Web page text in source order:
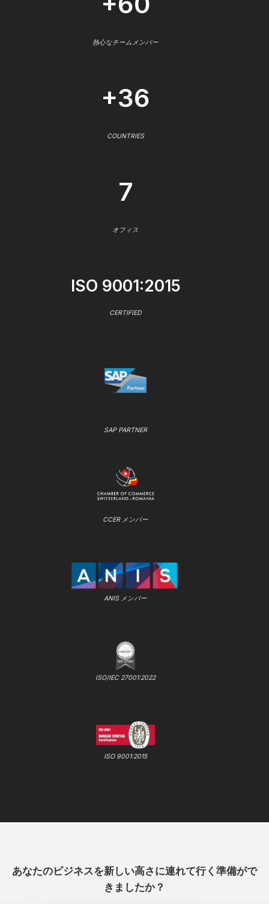
熱心なチームメンバー
+36
COUNTRIES
7
オフィス
ISO 9001:2015
CERTIFIED
SAP PARTNER
CCER メンバー
ANIS メンバー
ISO/IEC 27001:2022
ISO 9001:2015
あなたのビジネスを新しい高さに連れて行く準備がで
きましたか？